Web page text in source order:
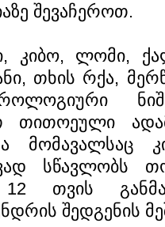
შევაჩეროთ.
კიბო, ლომი,
თხის რქა,
მომავალსაც
სწავლობს
თვის
შედგენის